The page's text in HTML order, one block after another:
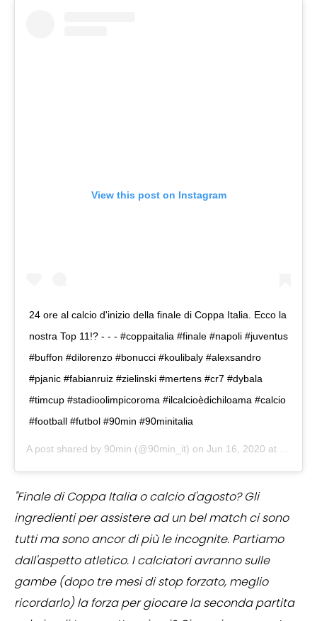
View this post on Instagram
24 ore al calcio d'inizio della finale di Coppa Italia. Ecco la
nostra Top 11!? - - - #coppaitalia #finale #napoli #juventus
#buffon #dilorenzo #bonucci #koulibaly #alexsandro
#pjanic #fabianruiz #zielinski #mertens #cr7 #dybala
#timcup #stadioolimpicoroma #ilcalcioèdichiloama #calcio
#football #futbol #90min #90minitalia
A post shared by 90min (@90min_it) on Jun 16, 2020 at 12:00pm PDT
"Finale di Coppa Italia o calcio d'agosto? Gli
ingredienti per assistere ad un bel match ci sono
tutti ma sono ancor di più le incognite. Partiamo
dall'aspetto atletico. I calciatori avranno sulle
gambe (dopo tre mesi di stop forzato, meglio
ricordarlo) la forza per giocare la seconda partita